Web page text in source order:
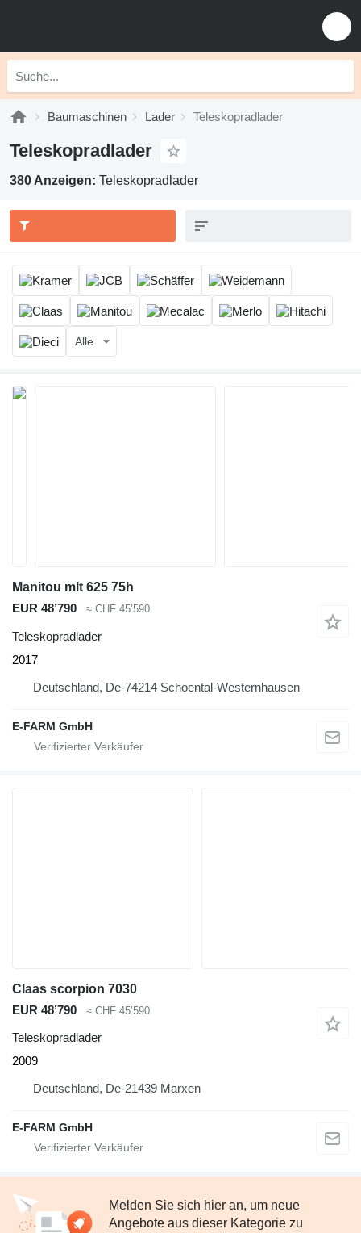
Baumaschinen Lader Teleskopradlader
Teleskopradlader
380 Anzeigen: Teleskopradlader
Alle
Manitou mlt 625 75h
EUR 48’790
≈ CHF 45’590
Teleskopradlader
2017
Deutschland, De-74214 Schoental-Westernhausen
E-FARM GmbH
Claas scorpion 7030
EUR 48’790
≈ CHF 45’590
Teleskopradlader
2009
Deutschland, De-21439 Marxen
E-FARM GmbH
Melden Sie sich hier an, um neue
Angebote aus dieser Kategorie zu